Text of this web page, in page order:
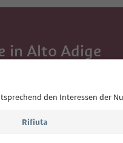
in Alto Adige
tipiche.